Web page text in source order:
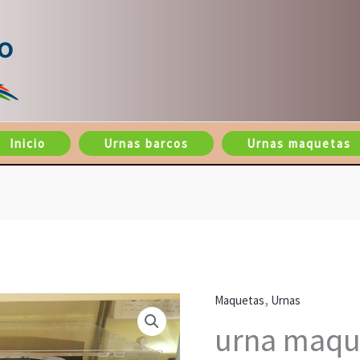
Inicio Urnas barcos Urnas maquetas
Maquetas, Urnas
urna